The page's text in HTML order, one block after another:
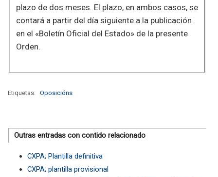
plazo de dos meses. El plazo, en ambos casos, se
contará a partir del día siguiente a la publicación
en el «Boletín Oficial del Estado» de la presente
Orden.
Etiquetas: Oposicións
Outras entradas con contido relacionado
CXPA; Plantilla definitiva
CXPA; plantilla provisional